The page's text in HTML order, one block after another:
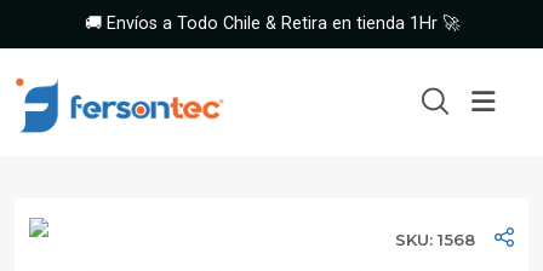
🚚 Envíos a Todo Chile & Retira en tienda 1Hr 🚀
SKU: 1568